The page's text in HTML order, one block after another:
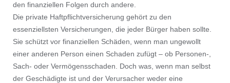
den finanziellen Folgen durch andere.
Die private Haftpflichtversicherung gehört zu den
essenziellsten Versicherungen, die jeder Bürger haben sollte.
Sie schützt vor finanziellen Schäden, wenn man ungewollt
einer anderen Person einen Schaden zufügt – ob Personen-,
Sach- oder Vermögensschaden. Doch was, wenn man selbst
der Geschädigte ist und der Verursacher weder eine